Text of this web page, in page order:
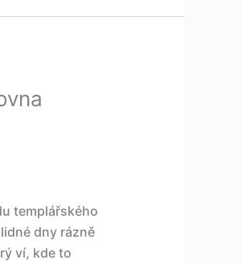
templářského
dny rázně
ví, kde to